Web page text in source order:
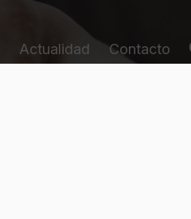
Actualidad Contacto